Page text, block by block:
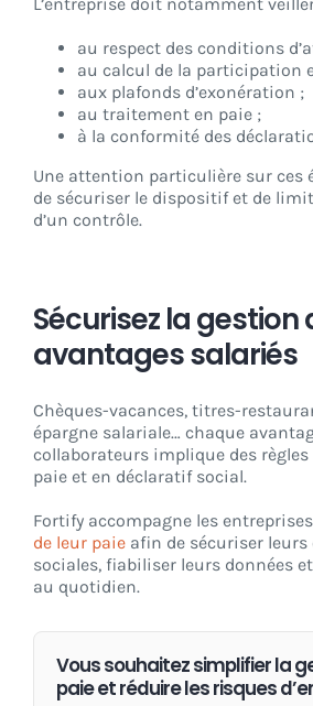
au respect des conditions
au calcul de la participation
aux plafonds d’exonération ;
au traitement en paie ;
à la conformité des
Une attention particulière sur ces
de sécuriser le dispositif et de
d’un contrôle.
Sécurisez la gestion
avantages salariés
Chèques-vacances, titres-
épargne salariale… chaque
collaborateurs implique des
paie et en déclaratif social.
Fortify accompagne les
de leur paie afin de sécuriser
sociales, fiabiliser leurs données
au quotidien.
Vous souhaitez simplifier la
paie et réduire les risques